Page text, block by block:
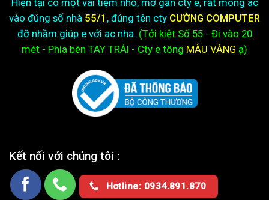
vào đúng số nhà 55/1 , đúng tên cty CƯỜNG COMPUTER
đỡ nhầm giúp e với ac nha. (Tới kiệtSố 55 - Đi vào 20
mét - Phía bên TAY TRÁI - Cty e tông MÀU VÀNG ạ)
Kết nối với chúng tôi :
Hotline: 0934.891.870